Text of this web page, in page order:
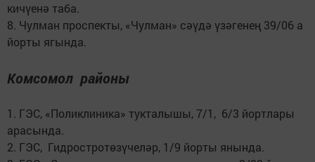
кичүенә таба.
8. Чулман проспекты, «Чулман» сәүдә үзәгенең 39/06 а
йорты ягында.
Комсомол районы
1. ГЭС, «Поликлиника» тукталышы, 7/1, 6/3 йортлары
арасында.
2. ГЭС, Гидростротөзүчеләр, 1/9 йорты янында.